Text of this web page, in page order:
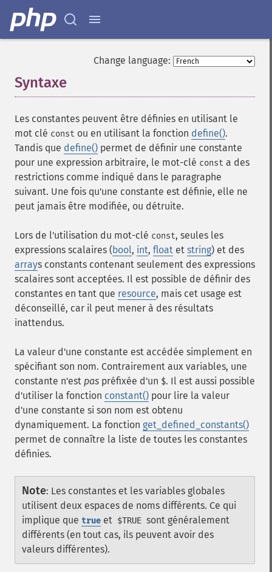
Change language:
Syntaxe
Les constantes peuvent être définies en utilisant le
mot clé const ou en utilisant la fonction define().
Tandis que define() permet de définir une constante
pour une expression arbitraire, le mot-clé const a des
restrictions comme indiqué dans le paragraphe
suivant. Une fois qu'une constante est définie, elle ne
peut jamais être modifiée, ou détruite.
Lors de l'utilisation du mot-clé const, seules les
expressions scalaires (bool, int, float et string) et des
arrays constants contenant seulement des expressions
scalaires sont acceptées. Il est possible de définir des
constantes en tant que resource, mais cet usage est
déconseillé, car il peut mener à des résultats
inattendus.
La valeur d'une constante est accédée simplement en
spécifiant son nom. Contrairement aux variables, une
constante n'est pas préfixée d'un $. Il est aussi possible
d'utiliser la fonction constant() pour lire la valeur
d'une constante si son nom est obtenu
dynamiquement. La fonction get_defined_constants()
permet de connaître la liste de toutes les constantes
définies.
Note: Les constantes et les variables globales
utilisent deux espaces de noms différents. Ce qui
implique que true et $TRUE sont généralement
différents (en tout cas, ils peuvent avoir des
valeurs différentes).